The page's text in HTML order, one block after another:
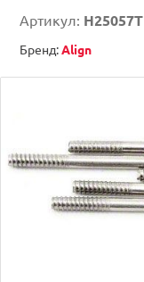
Артикул: H25057T
Бренд:Align